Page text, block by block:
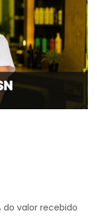
do valor recebido